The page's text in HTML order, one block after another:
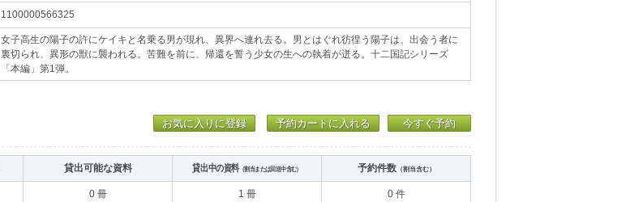
1100000566325
女子高生の陽子の許にケイキと名乗る男が現れ、異界へ連れ去る。男とはぐれ彷徨う陽子は、出会う者に
裏切られ、異形の獣に襲われる。苦難を前に、帰還を誓う少女の生への執着が迸る。十二国記シリーズ
「本編」第1弾。
お気に入りに登録 予約カートに入れる 今すぐ予約
貸出可能な資料 貸出中の資料（割当または回送中含む） 予約件数（割当含む）
0 冊 1 冊 0 件